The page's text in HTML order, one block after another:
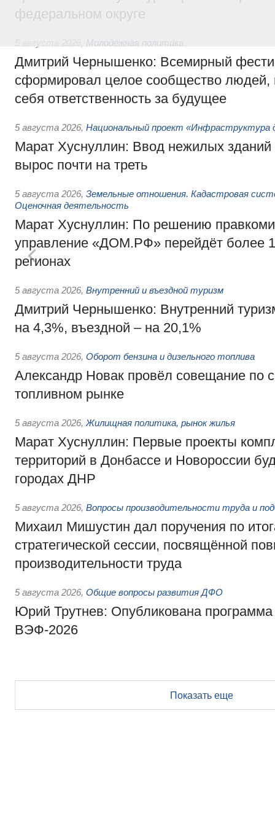
федеральном округе
Молодёжная политика
Дмитрий Чернышенко: Всемирный
сформировал целое сообщество людей,
себя ответственность за будущее
5 августа 2026, Национальный проект «Инфраструктура
Марат Хуснуллин: Ввод нежилых зданий
вырос почти на треть
5 августа 2026, Земельные отношения. Кадастровая
Оценочная деятельность
Марат Хуснуллин: По решению
управление «ДОМ.РФ» перейдёт более
регионах
5 августа 2026, Внутренний и въездной туризм
Дмитрий Чернышенко: Внутренний
на 4,3%, въездной – на 20,1%
5 августа 2026, Оборот бензина и дизельного топлива
Александр Новак провёл совещание по
топливном рынке
5 августа 2026, Жилищная политика, рынок жилья
Марат Хуснуллин: Первые проекты
территорий в Донбассе и Новороссии
городах ДНР
5 августа 2026, Вопросы производительности труда и
Михаил Мишустин дал поручения по
стратегической сессии, посвящённой
производительности труда
5 августа 2026, Общие вопросы развития ДФО
Юрий Трутнев: Опубликована
ВЭФ-2026
Показать еще